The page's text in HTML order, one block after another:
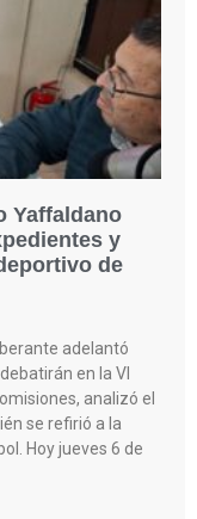
Yaffaldano
y
de
adelantó
en la VI
analizó el
se refirió a la
Hoy jueves 6 de